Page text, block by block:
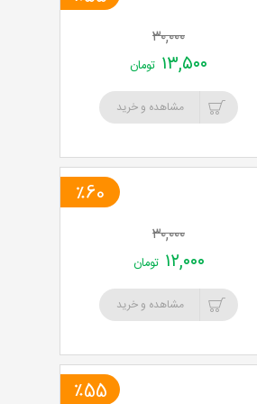
۳۰,۰۰۰
۱۳,۵۰۰ تومان
مشاهده و خرید
٪60
۳۰,۰۰۰
۱۲,۰۰۰ تومان
مشاهده و خرید
٪55